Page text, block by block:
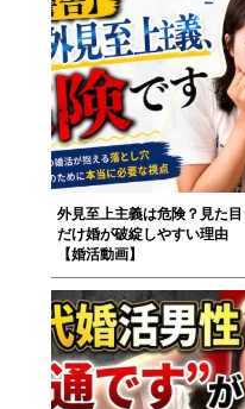
外見至上主義は危険？見た目
だけ婚が破綻しやすい理由
【婚活動画】